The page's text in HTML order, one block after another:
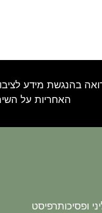
בהנגשת מידע
האחריות על
ופסיכותרפיסט